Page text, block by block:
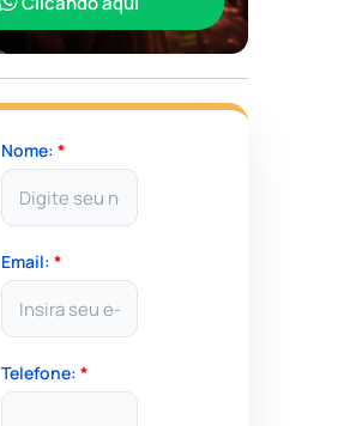
Nome: *
Email: *
Telefone: *